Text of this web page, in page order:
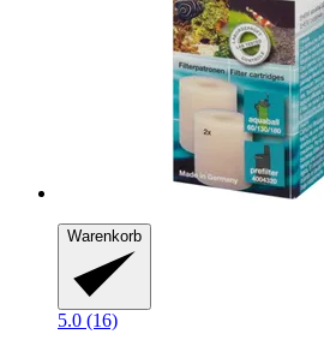
Warenkorb
5.0 (16)